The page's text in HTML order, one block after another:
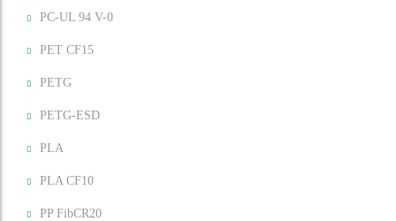
PC-UL 94 V-0
PET CF15
PETG
PETG-ESD
PLA
PLA CF10
PP FibCR20